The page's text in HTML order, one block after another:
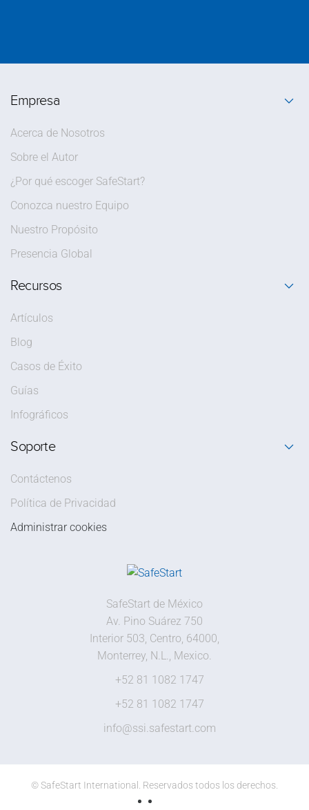
Empresa
Acerca de Nosotros
Sobre el Autor
¿Por qué escoger SafeStart?
Conozca nuestro Equipo
Nuestro Propósito
Presencia Global
Recursos
Artículos
Blog
Casos de Éxito
Guías
Infográficos
Soporte
Contáctenos
Política de Privacidad
Administrar cookies
SafeStart de México
Av. Pino Suárez 750
Interior 503, Centro, 64000,
Monterrey, N.L., Mexico.
+52 81 1082 1747
+52 81 1082 1747
info@ssi.safestart.com
©SafeStart International. Reservados todos los derechos.